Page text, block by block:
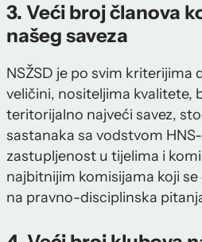
3. Veći broj članova
našeg saveza
NSŽSD je po svim kriterijima
veličini, nositeljima kvalitete,
teritorijalno najveći savez,
sastanaka sa vodstvom
zastupljenost u tijelima i
najbitnijim komisijama koji
na pravno-disciplinska